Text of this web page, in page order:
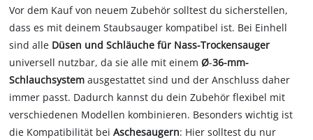
Vor dem Kauf von neuem Zubehör solltest du sicherstellen,
dass es mit deinem Staubsauger kompatibel ist. Bei Einhell
sind alle Düsen und Schläuche für Nass-Trockensauger
universell nutzbar, da sie alle mit einemØ-36-mm-
Schlauchsystem ausgestattet sind und der Anschluss daher
immer passt. Dadurch kannst du dein Zubehör flexibel mit
verschiedenen Modellen kombinieren. Besonders wichtig ist
die Kompatibilität beiAschesaugern: Hier solltest du nur